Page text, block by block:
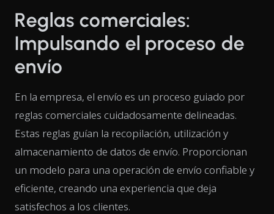
Reglas comerciales:
Impulsando el proceso de
envío
En la empresa, el envío es un proceso guiado por
reglas comerciales cuidadosamente delineadas.
Estas reglas guían la recopilación, utilización y
almacenamiento de datos de envío. Proporcionan
un modelo para una operación de envío confiable y
eficiente, creando una experiencia que deja
satisfechos a los clientes.